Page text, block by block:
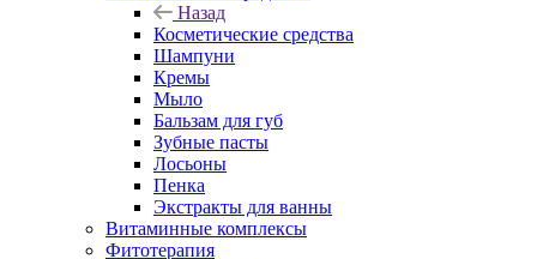
Назад
Косметические средства
Шампуни
Кремы
Мыло
Бальзам для губ
Зубные пасты
Лосьоны
Пенка
Экстракты для ванны
Витаминные комплексы
Фитотерапия